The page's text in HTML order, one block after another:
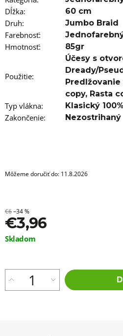
Dĺžka: 60 cm
Druh: Jumbo Braid
Farebnosť:
Hmotnosť: 85gr
Použitie:
Účesy s
Dready/
Predlžovanie
copy, Rasta
Typ vlákna: Klasický 100%
Zakončenie: Nezostrihaný
Môžeme doručiť do: 11.8.2026
€6–34 %
€3,96
Jednotková
Skladom
m
100%
JUMBO
T6/27
€6,76